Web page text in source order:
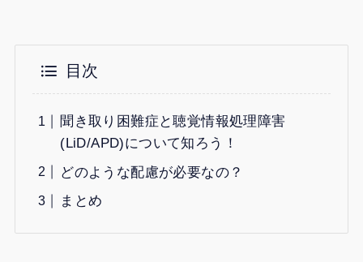
目次
聞き取り困難症と聴覚情報処理障害
(LiD/APD)について知ろう！
どのような配慮が必要なの？
まとめ